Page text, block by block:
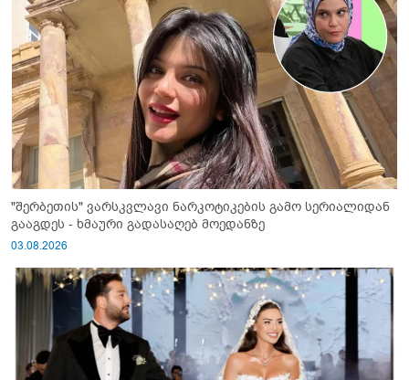
"შერბეთის" ვარსკვლავი ნარკოტიკების გამო სერიალიდან
გააგდეს - ხმაური გადასაღებ მოედანზე
03.08.2026